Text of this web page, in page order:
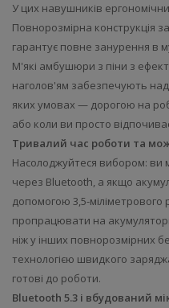
У цих навушників
Повнорозмірна конструкція
гарантує повне занурення в
М'які амбушюри з піни з
наголов'ям забезпечують
яких умовах — дорогою на
або коли ви просто
Тривалий час роботи та
Насолоджуйтеся вибором: ви
через Bluetooth, а якщо
допомогою 3,5-міліметрового
пропрацювати на
ніж у інших повнорозмірних
технологією швидкого
готові до роботи.
Bluetooth 5.3 і вбудований